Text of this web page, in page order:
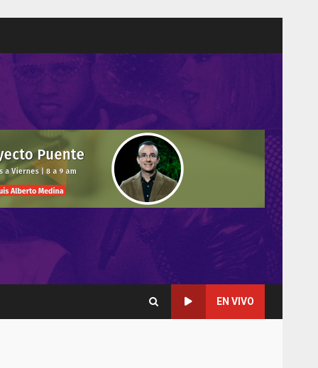
EN VIVO